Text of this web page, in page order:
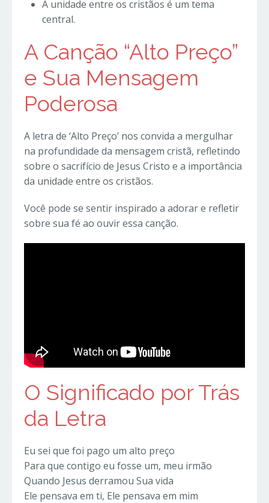
A unidade entre os cristãos é um tema
central.
A Canção “Alto Preço”
e Sua Mensagem
Poderosa
A letra de ‘Alto Preço’ nos convida a mergulhar
na profundidade da mensagem cristã, refletindo
sobre o sacrifício de Jesus Cristo e a importância
da unidade entre os cristãos.
Você pode se sentir inspirado a adorar e refletir
sobre sua fé ao ouvir essa canção.
O Significado por Trás
da Letra
Eu sei que foi pago um alto preço
Para que contigo eu fosse um, meu irmão
Quando Jesus derramou Sua vida
Ele pensava em ti, Ele pensava em mim